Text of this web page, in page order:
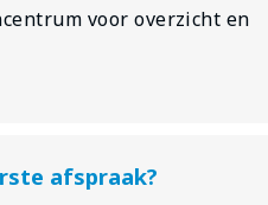
voor overzicht en
afspraak?